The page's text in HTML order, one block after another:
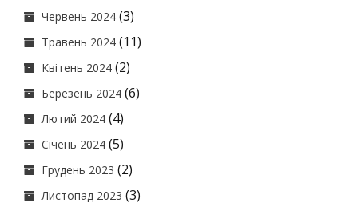
Червень 2024 (3)
Травень 2024 (11)
Квітень 2024 (2)
Березень 2024 (6)
Лютий 2024 (4)
Січень 2024 (5)
Грудень 2023 (2)
Листопад 2023 (3)